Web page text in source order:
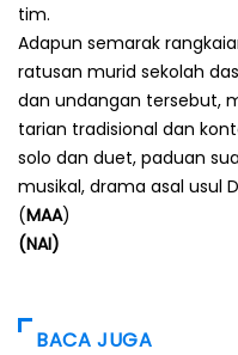
tim.
Adapun semarak
ratusan murid sekolah
dan undangan tersebut,
tarian tradisional dan
solo dan duet, paduan
musikal, drama asal usul
(MAA)
(NAI)
BACA JUGA